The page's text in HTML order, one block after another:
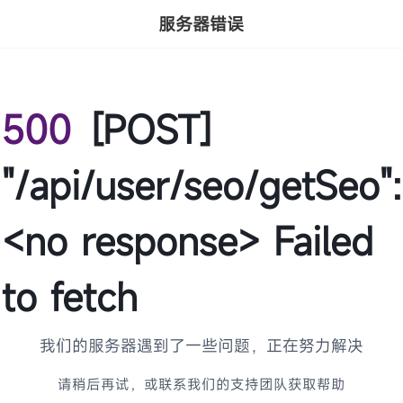
服务器错误
500 [POST]
"/api/user/seo/getSeo":
<no response> Failed
to fetch
我们的服务器遇到了一些问题，正在努力解决
请稍后再试，或联系我们的支持团队获取帮助